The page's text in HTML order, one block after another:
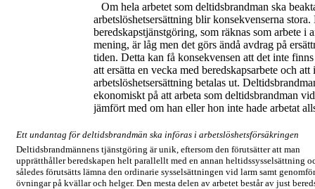
Om hela arbetet som deltidsbrandman ska
arbetslöshetsersättning blir konsekvenserna
beredskapstjänstgöring, som räknas som arbete i
mening, är låg men det görs ändå avdrag på
tiden. Detta kan få konsekvensen att det inte
att ersätta en vecka med beredskapsarbete och att
arbetslöshetsersättning betalas ut.
ekonomiskt på att arbeta som deltidsbrandman
jämfört med om han eller hon inte hade arbetat
Ett undantag för deltidsbrandmän ska införas i arbetslöshetsförsäkringen
Deltidsbrandmännens tjänstgöring är unik, eftersom den förutsätter att man
upprätthåller beredskapen helt parallellt med en annan heltidssysselsättning
således förutsätts lämna den ordinarie sysselsättningen vid larm samt
övningar på kvällar och helger. Den mesta delen av arbetet består av just